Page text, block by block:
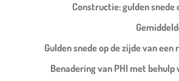
Constructie: gulden snede
Gulden snede op de zijde van
Benadering van PHI met behulp